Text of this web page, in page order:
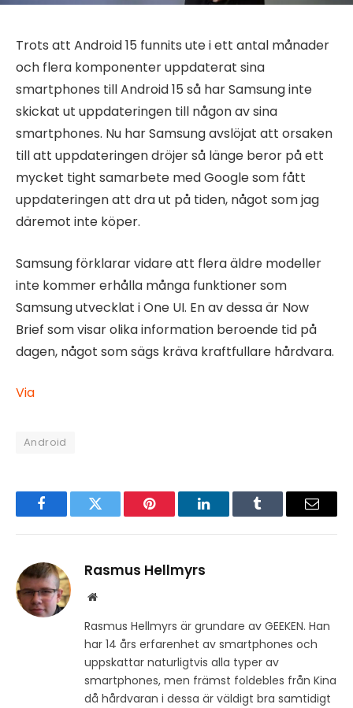
Trots att Android 15 funnits ute i ett antal månader
och flera komponenter uppdaterat sina
smartphones till Android 15 så har Samsung inte
skickat ut uppdateringen till någon av sina
smartphones. Nu har Samsung avslöjat att orsaken
till att uppdateringen dröjer så länge beror på ett
mycket tight samarbete med Google som fått
uppdateringen att dra ut på tiden, något som jag
däremot inte köper.
Samsung förklarar vidare att flera äldre modeller
inte kommer erhålla många funktioner som
Samsung utvecklat i One UI. En av dessa är Now
Brief som visar olika information beroende tid på
dagen, något som sägs kräva kraftfullare hårdvara.
Via
Android
FacebookTwitter Pinterest LinkedInTumblr Email
Rasmus Hellmyrs
Website
Rasmus Hellmyrs är grundare av GEEKEN. Han
har 14 års erfarenhet av smartphones och
uppskattar naturligtvis alla typer av
smartphones, men främst foldebles från Kina
då hårdvaran i dessa är väldigt bra samtidigt